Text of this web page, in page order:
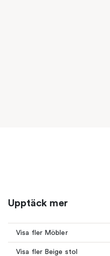
Upptäck mer
Visa fler Möbler
Visa fler Beige stol